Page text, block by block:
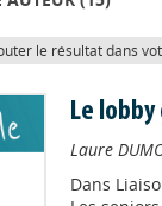
le résultat dans
Le
Laure
Dans